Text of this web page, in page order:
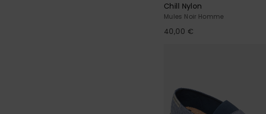
Chill Nylon
Mules Noir Homme
40,00 €